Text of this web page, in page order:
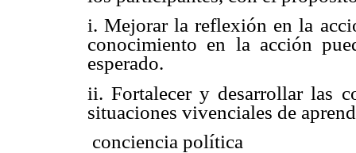
i. Mejorar la reflexión en la
conocimiento en la acción
esperado.
ii. Fortalecer y desarrollar las
situaciones vivenciales de
 conciencia política